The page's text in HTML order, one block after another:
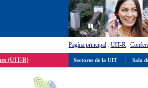
Pagína principal : UIT-R :
(UIT-R) Sectores de la UIT Sala